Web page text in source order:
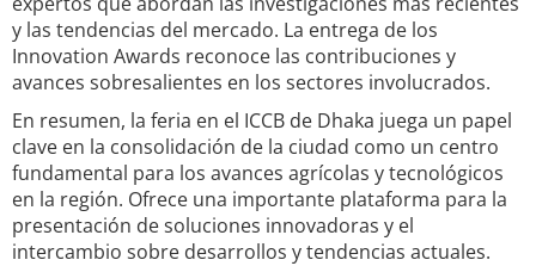
y las tendencias del mercado. La entrega de los
Innovation Awards reconoce las contribuciones y
avances sobresalientes en los sectores involucrados.
En resumen, la feria en el ICCB de Dhaka juega un papel
clave en la consolidación de la ciudad como un centro
fundamental para los avances agrícolas y tecnológicos
en la región. Ofrece una importante plataforma para la
presentación de soluciones innovadoras y el
intercambio sobre desarrollos y tendencias actuales.